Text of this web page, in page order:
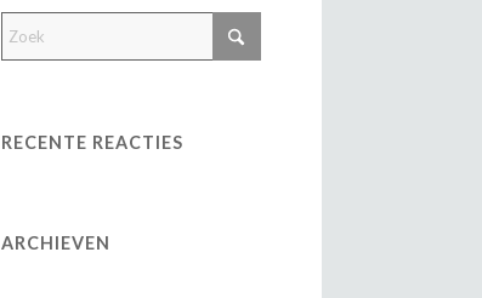
RECENTE REACTIES
ARCHIEVEN